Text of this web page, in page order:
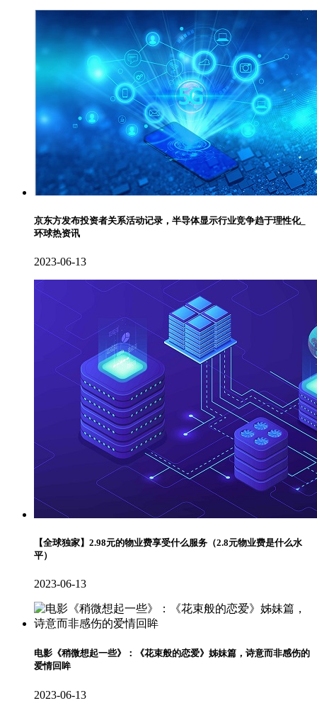
京东方发布投资者关系活动记录，半导体显示行业竞争趋于理性化_
环球热资讯
2023-06-13
【全球独家】2.98元的物业费享受什么服务（2.8元物业费是什么水
平）
2023-06-13
电影《稍微想起一些》：《花束般的恋爱》姊妹篇，诗意而非感伤的
爱情回眸
2023-06-13